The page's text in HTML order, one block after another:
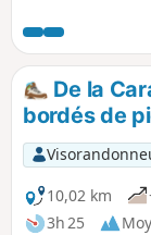
De la
bordés de
10,02 km
3h 25